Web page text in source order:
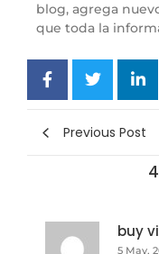
blog, agrega
que toda la
Previous Post
buy
5 May,